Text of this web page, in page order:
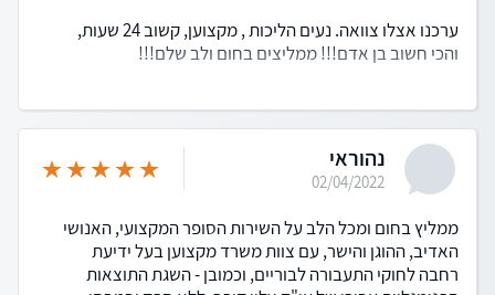
ערכנו אצלו צוואה. נעים הליכות , מקצוען, קשוב 24 שעות,
והכי חשוב בן אדם!!! ממליצים בחום ולב שלם!!!
נהוראי
02/04/2022
ממליץ בחום ומכל הלב על השירות הסופר המקצועי, האנושי
האדיב, ההוגן והישר, עם צוות משרד מקצוען בעל ידיעת
רחבה לחוקי התעבורה לבוריים, וכמובן - השגת התוצאות